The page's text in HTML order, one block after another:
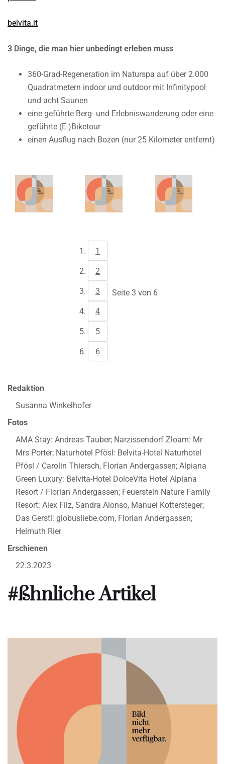
belvita.it
3 Dinge, die man hier unbedingt erleben muss
360-Grad-Regeneration im Naturspa auf über 2.000
Quadratmetern indoor und outdoor mit Infinitypool
und acht Saunen
eine geführte Berg- und Erlebniswanderung oder eine
geführte (E-)Biketour
einen Ausflug nach Bozen (nur 25 Kilometer entfernt)
1
2
3
4
5
6
Seite 3 von 6
Redaktion
Susanna Winkelhofer
Fotos
AMA Stay: Andreas Tauber; Narzissendorf Zloam: Mr
Mrs Porter; Naturhotel Pfösl: Belvita-Hotel Naturhotel
Pfösl / Carolin Thiersch, Florian Andergassen; Alpiana
Green Luxury: Belvita-Hotel DolceVita Hotel Alpiana
Resort / Florian Andergassen; Feuerstein Nature Family
Resort: Alex Filz, Sandra Alonso, Manuel Kottersteger;
Das Gerstl: globusliebe.com, Florian Andergassen;
Helmuth Rier
Erschienen
22.3.2023
#ßhnliche Artikel